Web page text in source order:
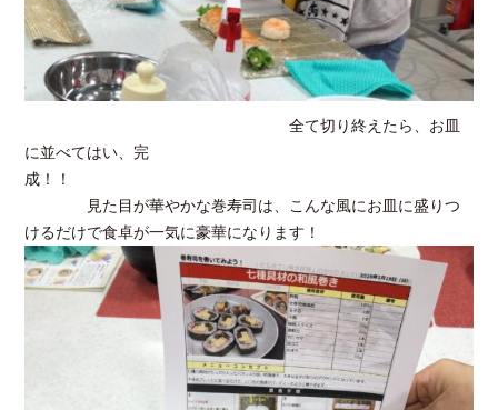
全て切り終えたら、お皿
に並べてはい、完
成！！
見た目が華やかな巻寿司は、こんな風にお皿に盛りつ
けるだけで食卓が一気に豪華になります！